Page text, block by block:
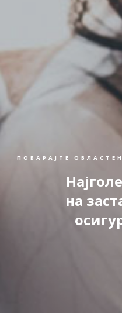
ПОБАРАЈТЕ
на